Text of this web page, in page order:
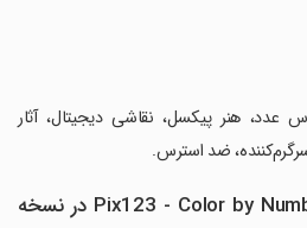
عدد، هنر پیکسل، نقاشی دیجیتال، آثار
ضد استرس.
تغییرات بازی Pix123 - Color by Number Games در نسخه